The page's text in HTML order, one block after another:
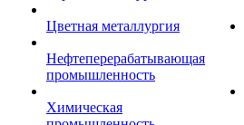
Цветная металлургия
Нефтеперерабатывающая
промышленность
Химическая